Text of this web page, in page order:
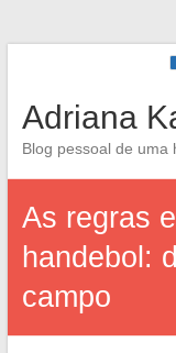
Adriana
Blog pessoal de uma
As regras
handebol:
campo